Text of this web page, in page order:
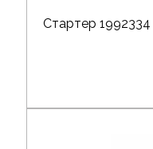
Стартер 1992334